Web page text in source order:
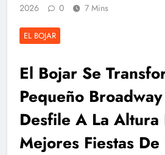
2026
0 7 Mins
EL BOJAR
El Bojar Se
Pequeño
Desfile A La Altura
Mejores Fiestas